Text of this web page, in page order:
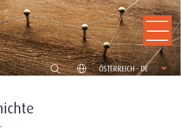
ÖSTERREICH - DE